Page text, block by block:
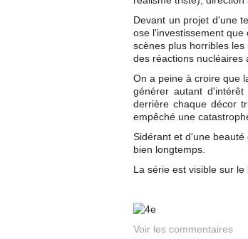
Devant un projet d'une
ose l'investissement
scènes plus horribles
des réactions nucléaires
On a peine à croire que
générer autant
derrière chaque décor
empêché une
Sidérant et d'une beauté
bien longtemps.
La série est visible sur le
Voir les commentaires